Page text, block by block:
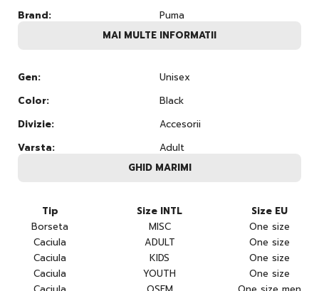
Brand:
Puma
MAI MULTE INFORMATII
Gen:
Unisex
Color:
Black
Divizie:
Accesorii
Varsta:
Adult
GHID MARIMI
Tip Size INTL
Size EU
Borseta
MISC
One size
Caciula
ADULT
One size
Caciula
KIDS
One size
Caciula
YOUTH
One size